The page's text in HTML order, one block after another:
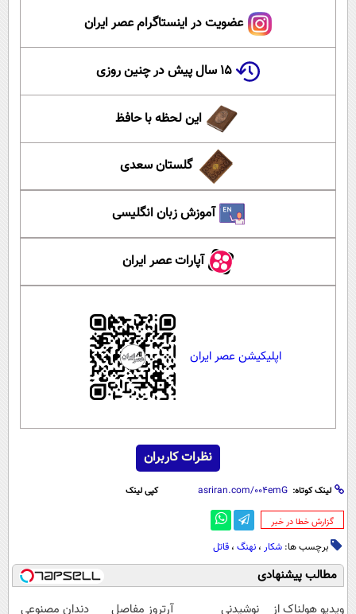
عضویت در اینستاگرام عصر ایران
۱۵ سال پیش در چنین روزی
این لحظه با حافظ
گلستان سعدی
آموزش زبان انگلیسی
آپارات عصر ایران
اپلیکیشن عصر ایران
نظرات کاربران
لینک کوتاه: کپی لینک
‌گزارش خطا در خبر
برچسب ها: شکار ، نهنگ ، قاتل
مطالب پیشنهادی
ویدیو هولناک از
نوشیدنی آرتروز مفاصل دندان مصنوعی